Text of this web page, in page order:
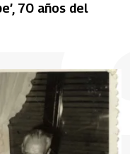
70 años del